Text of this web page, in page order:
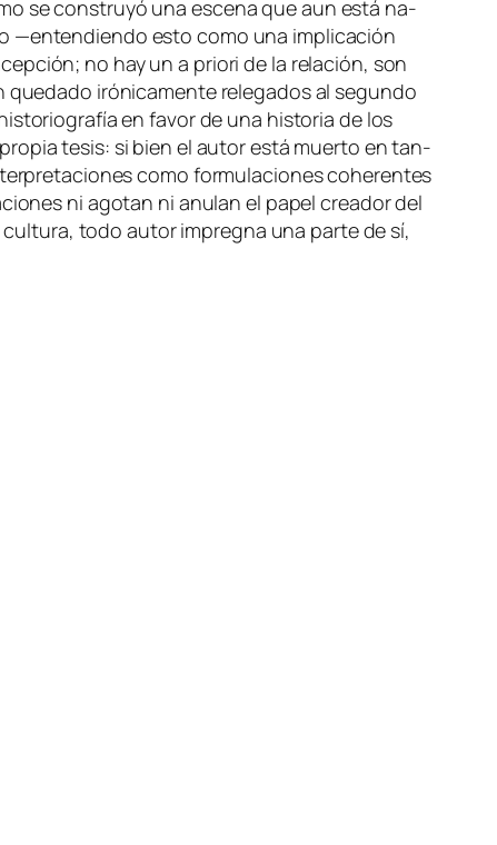
se cons­tru­yó una es­ce­na que aun es­tá na­
—en­ten­dien­do es­to co­mo una im­pli­ca­ción
no hay una prio­ri de la re­la­ción, son
iró­ni­ca­men­te re­le­ga­dos al se­gun­do
en fa­vor de una his­to­ria de los
te­sis: si bien el au­tor es­tá muer­to en tan­
co­mo for­mu­la­cio­nes cohe­ren­tes
ni ago­tan ni anu­lan el pa­pel crea­dor del
to­do au­tor im­preg­na una par­te de sí,